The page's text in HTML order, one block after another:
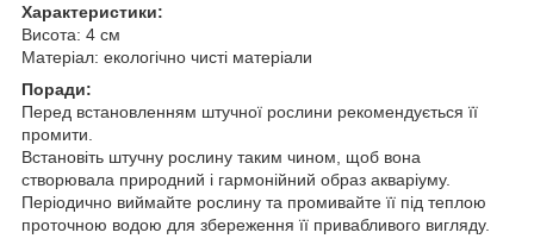
Характеристики:
Висота: 4 см
Матеріал: екологічно чисті матеріали
Поради:
Перед встановленням штучної рослини рекомендується її
промити.
Встановіть штучну рослину таким чином, щоб вона
створювала природний і гармонійний образ акваріуму.
Періодично виймайте рослину та промивайте її під теплою
проточною водою для збереження її привабливого вигляду.